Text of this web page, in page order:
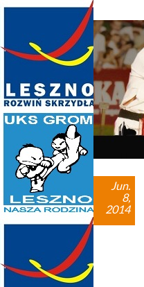
Jun.
8,
2014